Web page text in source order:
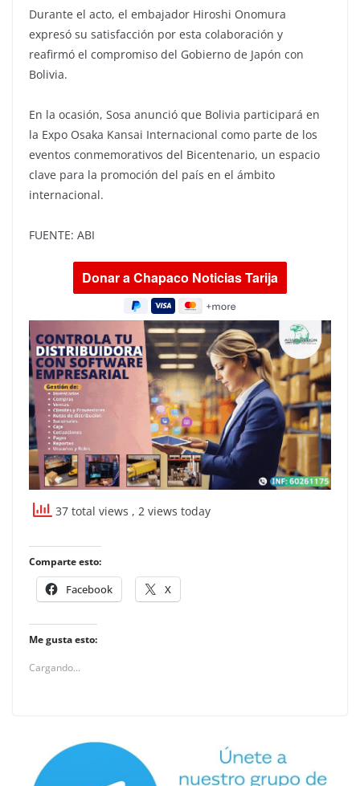
Durante el acto, el embajador Hiroshi Onomura
expresó su satisfacción por esta colaboración y
reafirmó el compromiso del Gobierno de Japón con
Bolivia.
En la ocasión, Sosa anunció que Bolivia participará en
la Expo Osaka Kansai Internacional como parte de los
eventos conmemorativos del Bicentenario, un espacio
clave para la promoción del país en el ámbito
internacional.
FUENTE: ABI
37 total views , 2 views today
Comparte esto:
Facebook X
Me gusta esto:
Cargando...